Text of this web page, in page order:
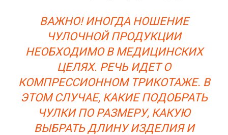
ВАЖНО! ИНОГДА НОШЕНИЕ
ЧУЛОЧНОЙ ПРОДУКЦИИ
НЕОБХОДИМО В МЕДИЦИНСКИХ
ЦЕЛЯХ. РЕЧЬ ИДЕТ О
КОМПРЕССИОННОМ ТРИКОТАЖЕ. В
ЭТОМ СЛУЧАЕ, КАКИЕ ПОДОБРАТЬ
ЧУЛКИ ПО РАЗМЕРУ, КАКУЮ
ВЫБРАТЬ ДЛИНУ ИЗДЕЛИЯ И